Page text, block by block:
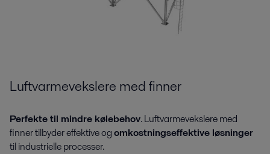
Luftvarmevekslere med finner
Perfekte til mindre kølebehov. Luftvarmevekslere med
finner tilbyder effektive ogomkostningseffektive løsninger
til industrielle processer.